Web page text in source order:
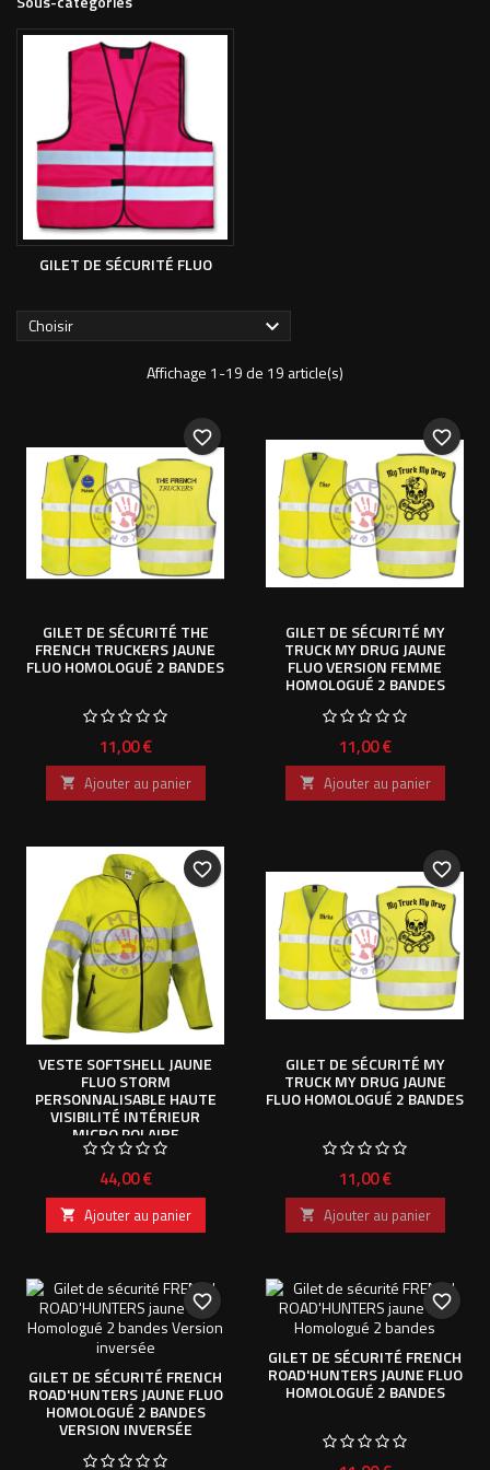
GILET DE SÉCURITÉ FLUO
Choisir 
Affichage 1-19 de 19 article(s)
GILET DE SÉCURITÉ THE
FRENCH TRUCKERS JAUNE
FLUO HOMOLOGUÉ 2 BANDES
Prix
11,00 €
 Ajouter au panier
favorite_border
GILET DE SÉCURITÉ MY
TRUCK MY DRUG JAUNE
FLUO VERSION FEMME
HOMOLOGUÉ 2 BANDES
Prix
11,00 €
 Ajouter au panier
favorite_border
VESTE SOFTSHELL JAUNE
FLUO STORM
PERSONNALISABLE HAUTE
VISIBILITÉ INTÉRIEUR
MICRO POLAIRE
Prix
44,00 €
 Ajouter au panier
favorite_border
GILET DE SÉCURITÉ MY
TRUCK MY DRUG JAUNE
FLUO HOMOLOGUÉ 2 BANDES
Prix
11,00 €
 Ajouter au panier
favorite_border
GILET DE SÉCURITÉ FRENCH
ROAD'HUNTERS JAUNE FLUO
HOMOLOGUÉ 2 BANDES
VERSION INVERSÉE
favorite_border
GILET DE SÉCURITÉ FRENCH
ROAD'HUNTERS JAUNE FLUO
HOMOLOGUÉ 2 BANDES
favorite_border